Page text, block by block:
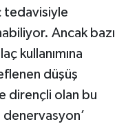
tedavisiyle
Ancak bazı
kullanımına
düşüş
dirençli olan bu